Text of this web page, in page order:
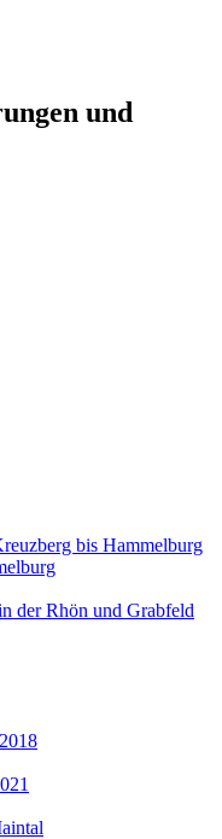
und
bis Hammelburg
der Rhön und Grabfeld